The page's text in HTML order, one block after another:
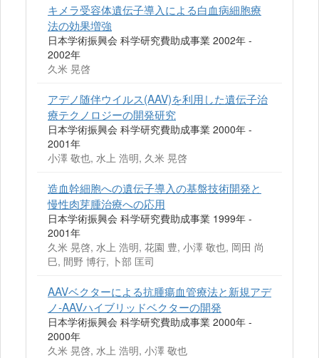
キメラ受容体遺伝子導入による白血病細胞療
法の効果増強
日本学術振興会 科学研究費助成事業 2002年 -
2002年
久米 晃啓
アデノ随伴ウイルス(AAV)を利用した遺伝子治
療テクノロジーの開発研究
日本学術振興会 科学研究費助成事業 2000年 -
2001年
小澤 敬也, 水上 浩明, 久米 晃啓
造血幹細胞への遺伝子導入の基盤技術開発と
慢性肉芽腫治療への応用
日本学術振興会 科学研究費助成事業 1999年 -
2001年
久米 晃啓, 水上 浩明, 花園 豊, 小澤 敬也, 岡田 尚
巳, 間野 博行, 卜部 匡司
AAVベクターによる抗腫瘍血管療法と新規アデ
ノ-AAVハイブリッドベクターの開発
日本学術振興会 科学研究費助成事業 2000年 -
2000年
久米 晃啓, 水上 浩明, 小澤 敬也